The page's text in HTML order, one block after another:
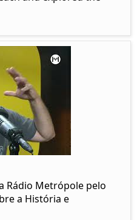
Rádio Metrópole pelo
a História e